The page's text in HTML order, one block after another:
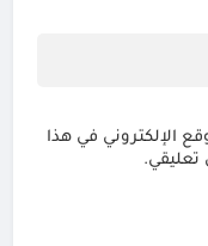
الإلكتروني في هذا
تعليقي.